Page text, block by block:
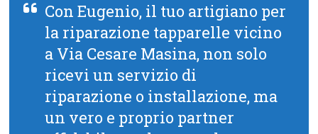
Con Eugenio, il tuo artigiano per
la riparazione tapparelle vicino
a Via Cesare Masina, non solo
ricevi un servizio di
riparazione o installazione, ma
un vero e proprio partner